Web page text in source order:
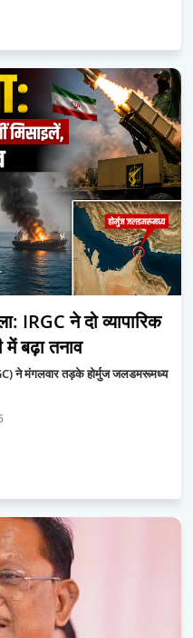
IRGC ने दो व्यापारिक
में बढ़ा तनाव
ने मंगलवार तड़के होर्मुज जलडमरूमध्य